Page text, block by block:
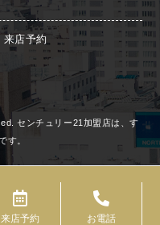
来店予約
センチュリー21加盟店は、す
す。
来店予約 お電話